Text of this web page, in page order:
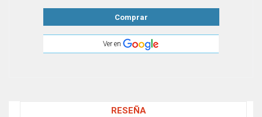
Comprar
Ver en
RESEÑA